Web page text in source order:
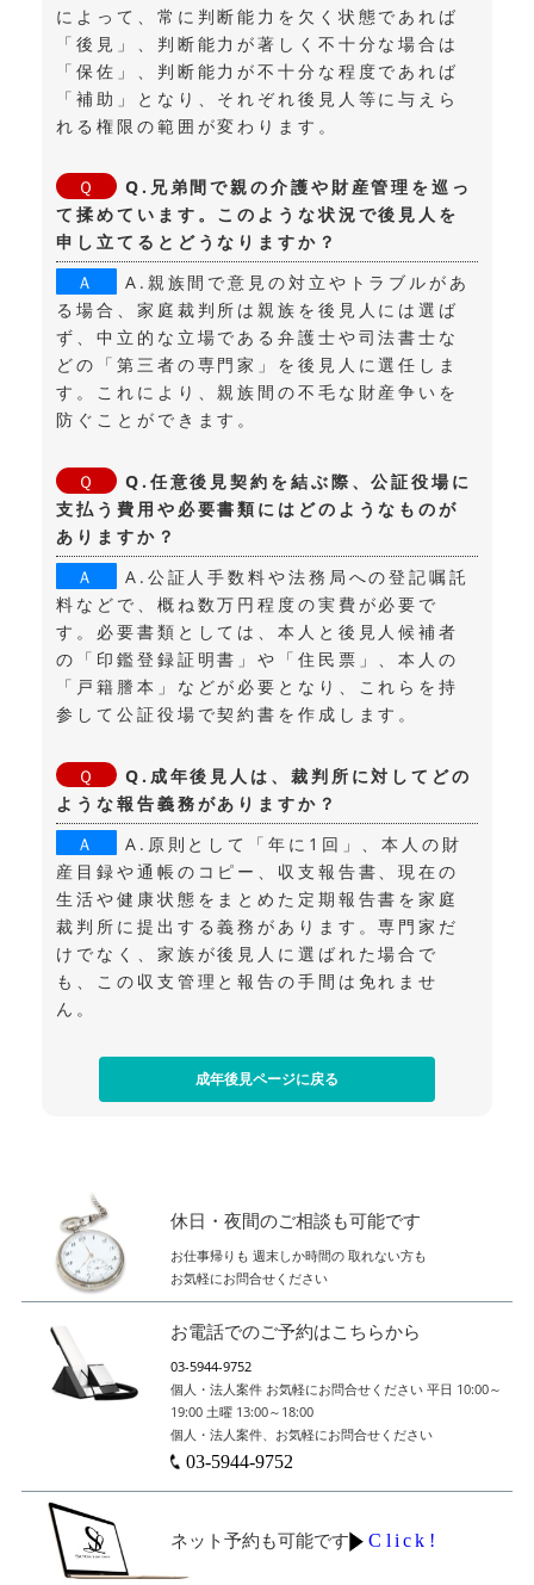
によって、常に判断能力を欠く状態であれば
「後見」、判断能力が著しく不十分な場合は
「保佐」、判断能力が不十分な程度であれば
「補助」となり、それぞれ後見人等に与えら
れる権限の範囲が変わります。
Q.兄弟間で親の介護や財産管理を巡っ
て揉めています。このような状況で後見人を
申し立てるとどうなりますか？
A.親族間で意見の対立やトラブルがあ
る場合、家庭裁判所は親族を後見人には選ば
ず、中立的な立場である弁護士や司法書士な
どの「第三者の専門家」を後見人に選任しま
す。これにより、親族間の不毛な財産争いを
防ぐことができます。
Q.任意後見契約を結ぶ際、公証役場に
支払う費用や必要書類にはどのようなものが
ありますか？
A.公証人手数料や法務局への登記嘱託
料などで、概ね数万円程度の実費が必要で
す。必要書類としては、本人と後見人候補者
の「印鑑登録証明書」や「住民票」、本人の
「戸籍謄本」などが必要となり、これらを持
参して公証役場で契約書を作成します。
Q.成年後見人は、裁判所に対してどの
ような報告義務がありますか？
A.原則として「年に1回」、本人の財
産目録や通帳のコピー、収支報告書、現在の
生活や健康状態をまとめた定期報告書を家庭
裁判所に提出する義務があります。専門家だ
けでなく、家族が後見人に選ばれた場合で
も、この収支管理と報告の手間は免れませ
ん。
成年後見ページに戻る
休日・夜間のご相談も可能です
お仕事帰りも 週末しか時間の 取れない方も
お気軽にお問合せください
お電話でのご予約はこちらから
03-5944-9752
個人・法人案件 お気軽にお問合せください 平日 10:00～
19:00 土曜 13:00～18:00
個人・法人案件、お気軽にお問合せください
03-5944-9752
ネット予約も可能です Click!